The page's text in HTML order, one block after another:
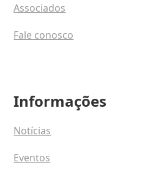
Associados
Fale conosco
Informações
Notícias
Eventos